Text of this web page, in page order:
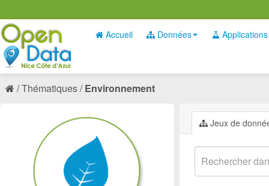
Accueil Données Applications
Thématiques Environnement
Jeux de